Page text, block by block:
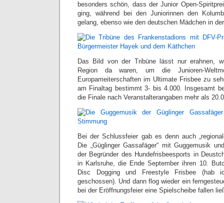
besonders schön, dass der Junior Open-
ging, während bei den Juniorinnen den
gelang, ebenso wie den deutschen Mädchen in
Das Bild von der Tribüne lässt nur erahnen,
Region da waren, um die Junioren-
Europameiterschaften im Ultimate Frisbee zu
am Finaltag bestimmt 3- bis 4.000. Insgesamt
die Finale nach Veranstalterangaben mehr als
Bei der Schlussfeier gab es denn auch
Die „Güglinger Gassafäger“ mit Guggemusik
der Begründer des Hundefrisbeesports in
in Karlsruhe, die Ende September ihren 10.
Disc Dogging und Freestyle Frisbee (hab
geschossen). Und dann flog wieder ein
bei der Eröffnungsfeier eine Spielscheibe fallen